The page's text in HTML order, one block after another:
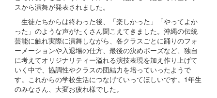
スから演舞が発表されました。
生徒たちからは終わった後、「楽しかった」「やってよか
った」のような声がたくさん聞こえてきました。沖縄の伝統
芸能に触れ実際に演舞しながら、各クラスごとに踊りのフォ
ーメーションや入退場の仕方、最後の決めポーズなど、独自
に考えてオリジナリティー溢れる演技表現を加え作り上げて
いく中で、協調性やクラスの団結力を培っていったようで
す。これからの学校生活につなげていってほしいです。1年生
のみなさん、大変お疲れ様でした。